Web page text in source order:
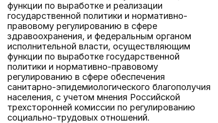
функции по выработке и реализации
государственной политики и нормативно-
правовому регулированию в сфере
здравоохранения, и федеральным органом
исполнительной власти, осуществляющим
функции по выработке государственной
политики и нормативно-правовому
регулированию в сфере обеспечения
санитарно-эпидемиологического благополучия
населения, с учетом мнения Российской
трехсторонней комиссии по регулированию
социально-трудовых отношений.